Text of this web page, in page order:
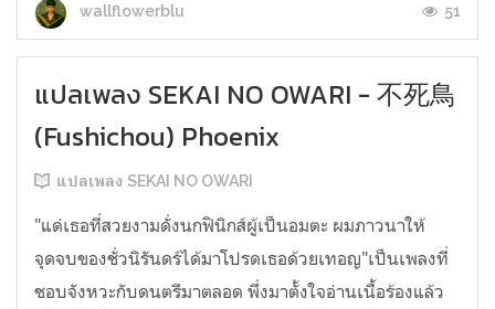
wallflowerblu 51
แปลเพลง SEKAI NO OWARI - 不死鳥
(Fushichou) Phoenix
แปลเพลง SEKAI NO OWARI
"แด่เธอที่สวยงามดั่งนกฟินิกส์ผู้เป็นอมตะ ผมภาวนาให้
จุดจบของชั่วนิรันดร์ได้มาโปรดเธอด้วยเทอญ"เป็นเพลงที่
ชอบจังหวะกับดนตรีมาตลอด พึ่งมาตั้งใจอ่านเนื้อร้องแล้ว